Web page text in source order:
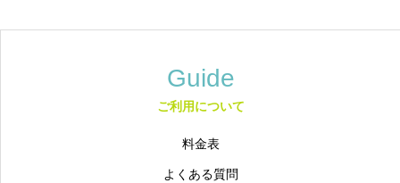
Guide
ご利用について
料金表
よくある質問